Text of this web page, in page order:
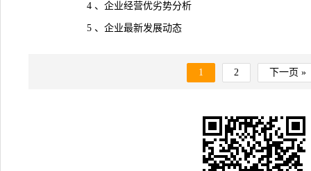
4 、企业经营优劣势分析
5 、企业最新发展动态
1 2 下一页 »